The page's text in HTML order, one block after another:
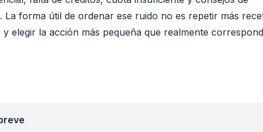
forma útil de ordenar ese ruido no es repetir más
elegir la acción más pequeña que realmente